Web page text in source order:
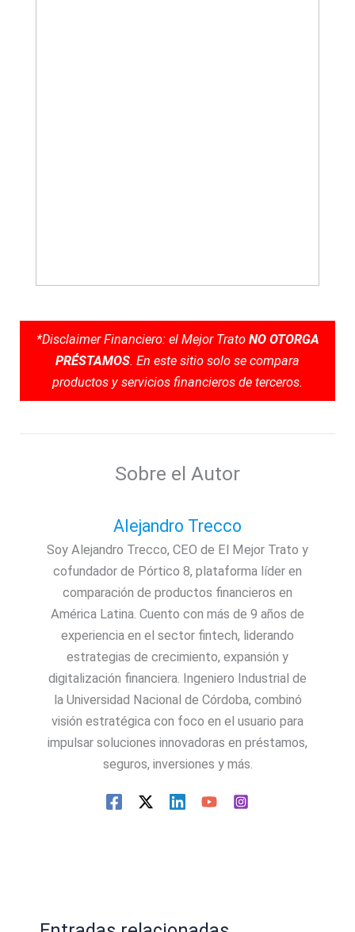
*Disclaimer Financiero: el Mejor Trato NO OTORGA
PRÉSTAMOS. En este sitio solo se compara
productos y servicios financieros de terceros.
Sobre el Autor
Alejandro Trecco
Soy Alejandro Trecco, CEO de El Mejor Trato y
cofundador de Pórtico 8, plataforma líder en
comparación de productos financieros en
América Latina. Cuento con más de 9 años de
experiencia en el sector fintech, liderando
estrategias de crecimiento, expansión y
digitalización financiera. Ingeniero Industrial de
la Universidad Nacional de Córdoba, combinó
visión estratégica con foco en el usuario para
impulsar soluciones innovadoras en préstamos,
seguros, inversiones y más.